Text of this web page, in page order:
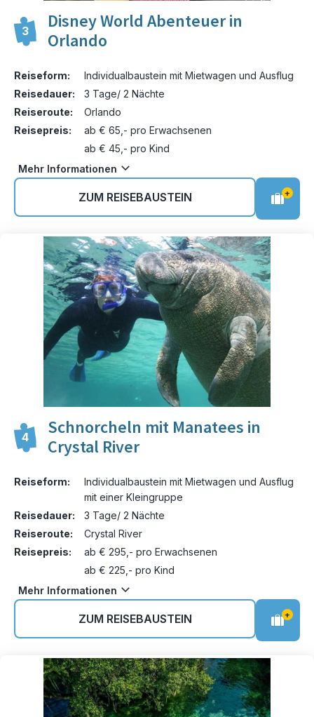
3
Disney World Abenteuer in
Orlando
Reiseform:
Individualbaustein mit Mietwagen und Ausflug
Reisedauer:
3 Tage/ 2 Nächte
Reiseroute:
Orlando
Reisepreis:
ab € 65,- pro Erwachsenen
ab € 45,- pro Kind
Mehr Informationen
ZUM REISEBAUSTEIN +
4
Schnorcheln mit Manatees in
Crystal River
Reiseform:
Individualbaustein mit Mietwagen und Ausflug
mit einer Kleingruppe
Reisedauer:
3 Tage/ 2 Nächte
Reiseroute:
Crystal River
Reisepreis:
ab € 295,- pro Erwachsenen
ab € 225,- pro Kind
Mehr Informationen
ZUM REISEBAUSTEIN +